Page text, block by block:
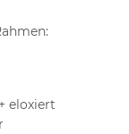
eloxiert